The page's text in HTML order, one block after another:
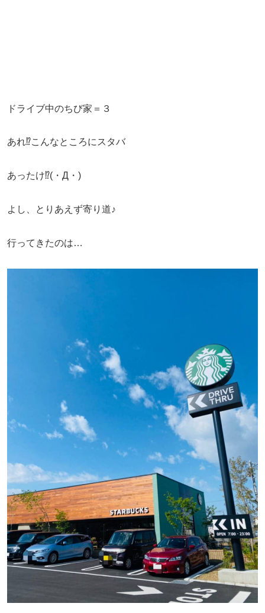
ドライブ中のちび家＝３
あれ⁉︎こんなところにスタバ
あったけ⁉︎(・Д・)
よし、とりあえず寄り道♪
行ってきたのは…